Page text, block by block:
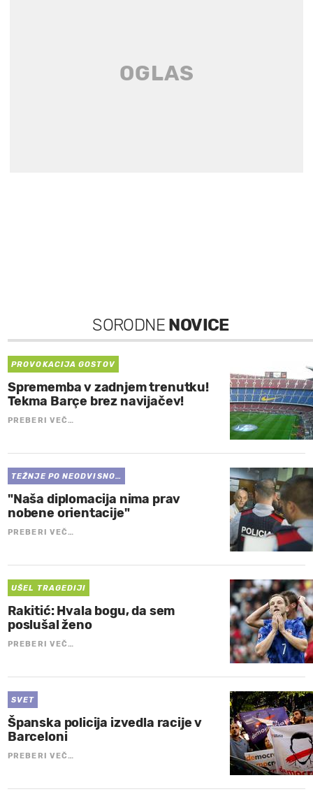
SORODNE NOVICE
PROVOKACIJA GOSTOV
Sprememba v zadnjem trenutku!
Tekma Barçe brez navijačev!
PREBERI VEČ…
TEŽNJE PO NEODVISNO…
"Naša diplomacija nima prav
nobene orientacije"
PREBERI VEČ…
UŠEL TRAGEDIJI
Rakitić: Hvala bogu, da sem
poslušal ženo
PREBERI VEČ…
SVET
Španska policija izvedla racije v
Barceloni
PREBERI VEČ…